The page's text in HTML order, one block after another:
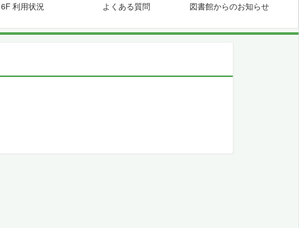
6F 利用状況 よくある質問 図書館からのお知らせ